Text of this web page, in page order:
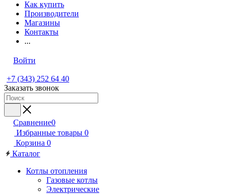
Как купить
Производители
Магазины
Контакты
...
Войти
+7 (343) 252 64 40
Заказать звонок
Сравнение0
Избранные товары 0
Корзина 0
Каталог
Котлы отопления
Газовые котлы
Электрические